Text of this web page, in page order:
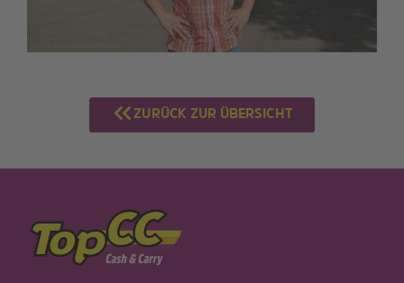
ZURÜCK ZUR ÜBERSICHT